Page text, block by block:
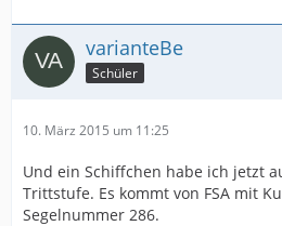
varianteBe
Schüler
10. März 2015 um 11:25
Und ein Schiffchen habe ich jetzt
Trittstufe. Es kommt von FSA mit
Segelnummer 286.